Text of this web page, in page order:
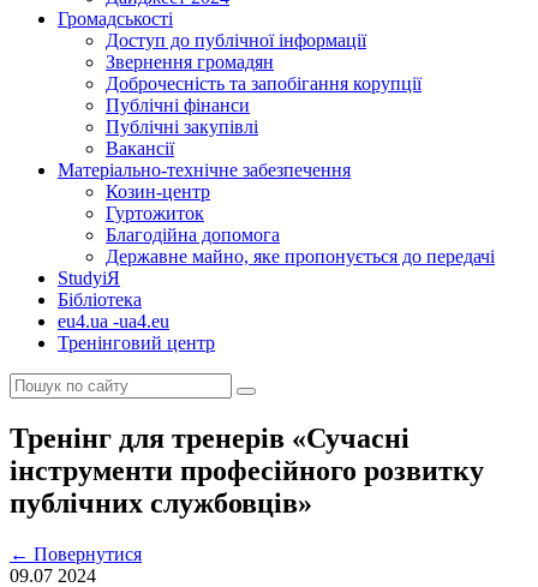
Громадськості
Доступ до публічної інформації
Звернення громадян
Доброчесність та запобігання корупції
Публічні фінанси
Публічні закупівлі
Вакансії
Матеріально-технічне забезпечення
Козин-центр
Гуртожиток
Благодійна допомога
Державне майно, яке пропонується до передачі
StudyіЯ
Бібліотека
eu4.ua -ua4.eu
Тренінговий центр
Тренінг для тренерів «Сучасні
інструменти професійного розвитку
публічних службовців»
← Повернутися
09.07 2024